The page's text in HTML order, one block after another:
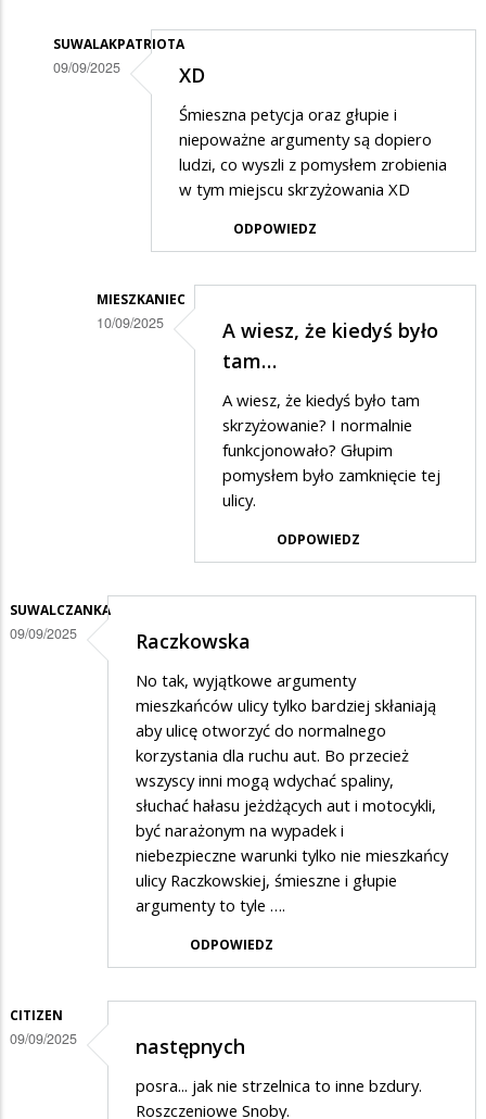
SUWALAKPATRIOTA
09/09/2025
raczkowska
XD
Śmieszna petycja oraz głupie i
niepoważne argumenty są dopiero
ludzi, co wyszli z pomysłem zrobienia
w tym miejscu skrzyżowania XD
ODPOWIEDZ
MIESZKANIEC
10/09/2025
SuwalakPatriota
A wiesz, że kiedyś było
tam…
A wiesz, że kiedyś było tam
skrzyżowanie? I normalnie
funkcjonowało? Głupim
pomysłem było zamknięcie tej
ulicy.
ODPOWIEDZ
SUWALCZANKA
09/09/2025 Raczkowska
No tak, wyjątkowe argumenty
mieszkańców ulicy tylko bardziej skłaniają
aby ulicę otworzyć do normalnego
korzystania dla ruchu aut. Bo przecież
wszyscy inni mogą wdychać spaliny,
słuchać hałasu jeżdżących aut i motocykli,
być narażonym na wypadek i
niebezpieczne warunki tylko nie mieszkańcy
ulicy Raczkowskiej, śmieszne i głupie
argumenty to tyle ….
ODPOWIEDZ
CITIZEN
09/09/2025 następnych
posra... jak nie strzelnica to inne bzdury.
Roszczeniowe Snoby.